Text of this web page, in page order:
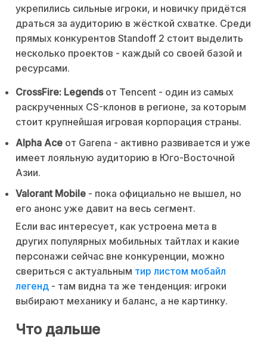
укрепились сильные игроки, и новичку придётся
драться за аудиторию в жёсткой схватке. Среди
прямых конкурентов Standoff 2 стоит выделить
несколько проектов - каждый со своей базой и
ресурсами.
CrossFire: Legendsот Tencent - один из самых
раскрученных CS-клонов в регионе, за которым
стоит крупнейшая игровая корпорация страны.
Alpha Ace от Garena - активно развивается и уже
имеет лояльную аудиторию в Юго-Восточной
Азии.
Valorant Mobile - пока официально не вышел, но
его анонс уже давит на весь сегмент.
Если вас интересует, как устроена мета в
других популярных мобильных тайтлах и какие
персонажи сейчас вне конкуренции, можно
свериться с актуальным тир листом мобайл
легенд - там видна та же тенденция: игроки
выбирают механику и баланс, а не картинку.
Что дальше